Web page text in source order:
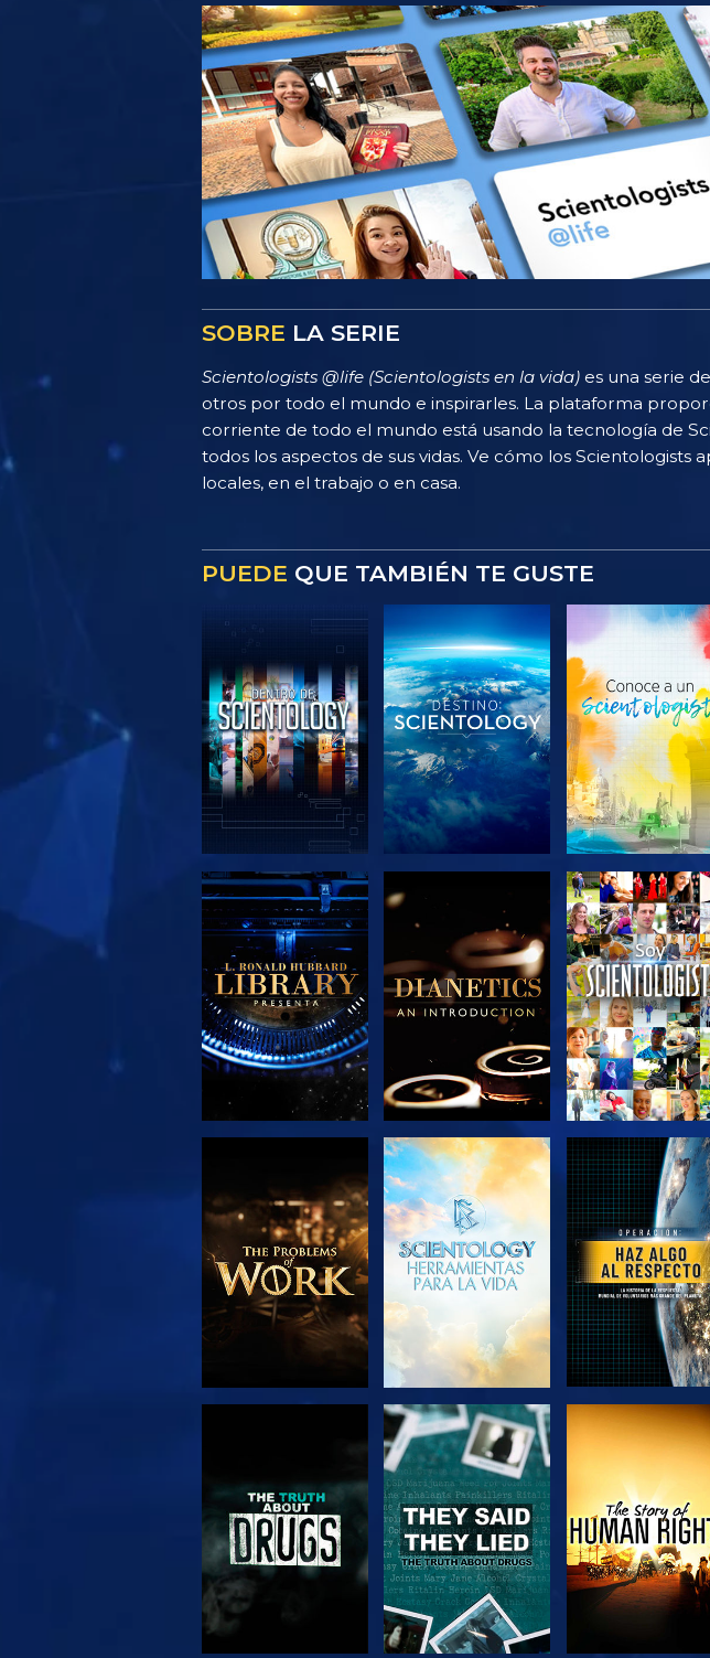
SOBRE LA SERIE
Scientologists @life (Scientologists en la vida) es una serie
otros por todo el mundo e inspirarles. La plataforma
corriente de todo el mundo está usando la tecnología de
todos los aspectos de sus vidas. Ve cómo los Scientologists
locales, en el trabajo o en casa.
PUEDE QUE TAMBIÉN TE GUSTE
EXPLORA LAS
SERIES
EXPLORA LAS
SERIES
EXPLORA LAS
SERIES
EXPLORA LAS
SERIES
VE
EXPLORA LAS
SERIES
VE